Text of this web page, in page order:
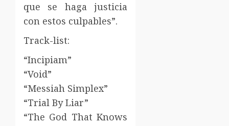
que se haga justicia
con estos culpables”.
Track-list:
“Incipiam”
“Void”
“Messiah Simplex”
“Trial By Liar”
“The God That Knows